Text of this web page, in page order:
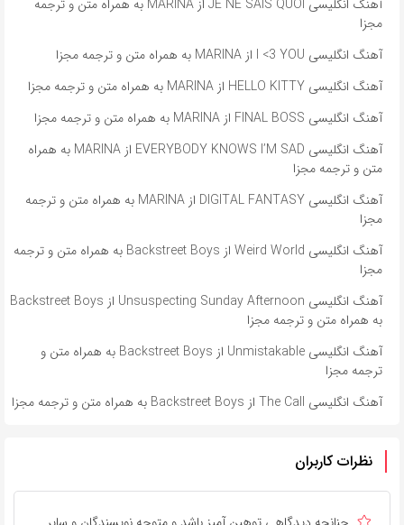
آهنگ انگلیسی JE NE SAIS QUOI از MARINA به همراه متن و ترجمه
مجزا
آهنگ انگلیسی I <3 YOU از MARINA به همراه متن و ترجمه مجزا
آهنگ انگلیسی HELLO KITTY از MARINA به همراه متن و ترجمه مجزا
آهنگ انگلیسی FINAL BOSS از MARINA به همراه متن و ترجمه مجزا
آهنگ انگلیسی EVERYBODY KNOWS I’M SAD از MARINA به همراه
متن و ترجمه مجزا
آهنگ انگلیسی DIGITAL FANTASY از MARINA به همراه متن و ترجمه
مجزا
آهنگ انگلیسی Weird World از Backstreet Boys به همراه متن و ترجمه
مجزا
آهنگ انگلیسی Unsuspecting Sunday Afternoon از Backstreet Boys
به همراه متن و ترجمه مجزا
آهنگ انگلیسی Unmistakable از Backstreet Boys به همراه متن و
ترجمه مجزا
آهنگ انگلیسی The Call از Backstreet Boys به همراه متن و ترجمه مجزا
نظرات کاربران